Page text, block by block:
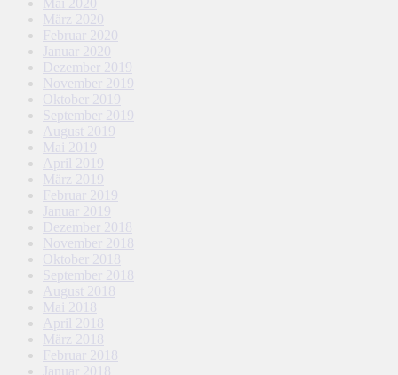
Mai 2020
März 2020
Februar 2020
Januar 2020
Dezember 2019
November 2019
Oktober 2019
September 2019
August 2019
Mai 2019
April 2019
März 2019
Februar 2019
Januar 2019
Dezember 2018
November 2018
Oktober 2018
September 2018
August 2018
Mai 2018
April 2018
März 2018
Februar 2018
Januar 2018